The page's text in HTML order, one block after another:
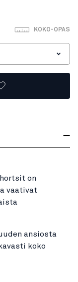
KOKO-OPAS
on
vaativat
ansiosta
koko